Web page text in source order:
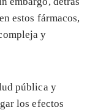
estos fármacos,
y
pública y
los efectos